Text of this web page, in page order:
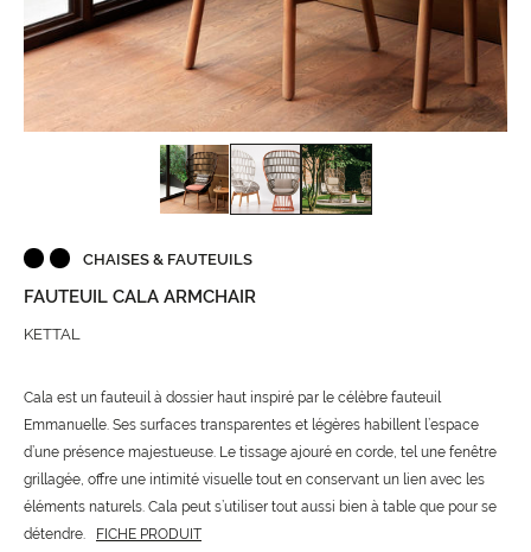
CHAISES & FAUTEUILS
FAUTEUIL CALA ARMCHAIR
KETTAL
Cala est un fauteuil à dossier haut inspiré par le célèbre fauteuil
Emmanuelle. Ses surfaces transparentes et légères habillent l’espace
d’une présence majestueuse. Le tissage ajouré en corde, tel une fenêtre
grillagée, offre une intimité visuelle tout en conservant un lien avec les
éléments naturels. Cala peut s’utiliser tout aussi bien à table que pour se
détendre.
FICHE PRODUIT